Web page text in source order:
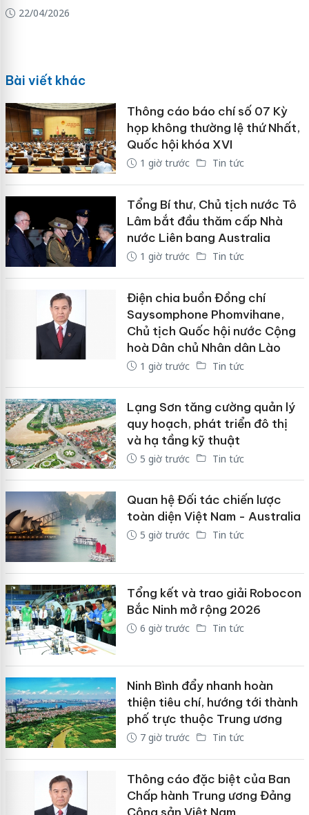
22/04/2026
Bài viết khác
Thông cáo báo chí số 07 Kỳ
họp không thường lệ thứ Nhất,
Quốc hội khóa XVI
1 giờ trước Tin tức
Tổng Bí thư, Chủ tịch nước Tô
Lâm bắt đầu thăm cấp Nhà
nước Liên bang Australia
1 giờ trước Tin tức
Điện chia buồn Đồng chí
Saysomphone Phomvihane,
Chủ tịch Quốc hội nước Cộng
hoà Dân chủ Nhân dân Lào
1 giờ trước Tin tức
Lạng Sơn tăng cường quản lý
quy hoạch, phát triển đô thị
và hạ tầng kỹ thuật
5 giờ trước Tin tức
Quan hệ Đối tác chiến lược
toàn diện Việt Nam - Australia
5 giờ trước Tin tức
Tổng kết và trao giải Robocon
Bắc Ninh mở rộng 2026
6 giờ trước Tin tức
Ninh Bình đẩy nhanh hoàn
thiện tiêu chí, hướng tới thành
phố trực thuộc Trung ương
7 giờ trước Tin tức
Thông cáo đặc biệt của Ban
Chấp hành Trung ương Đảng